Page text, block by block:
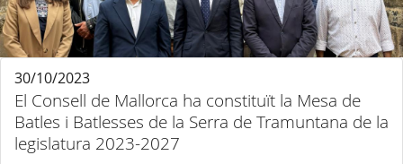
El Consell de Mallorca ha constituït la Mesa de
Batles i Batlesses de la Serra de Tramuntana de la
legislatura 2023-2027
30/10/2023